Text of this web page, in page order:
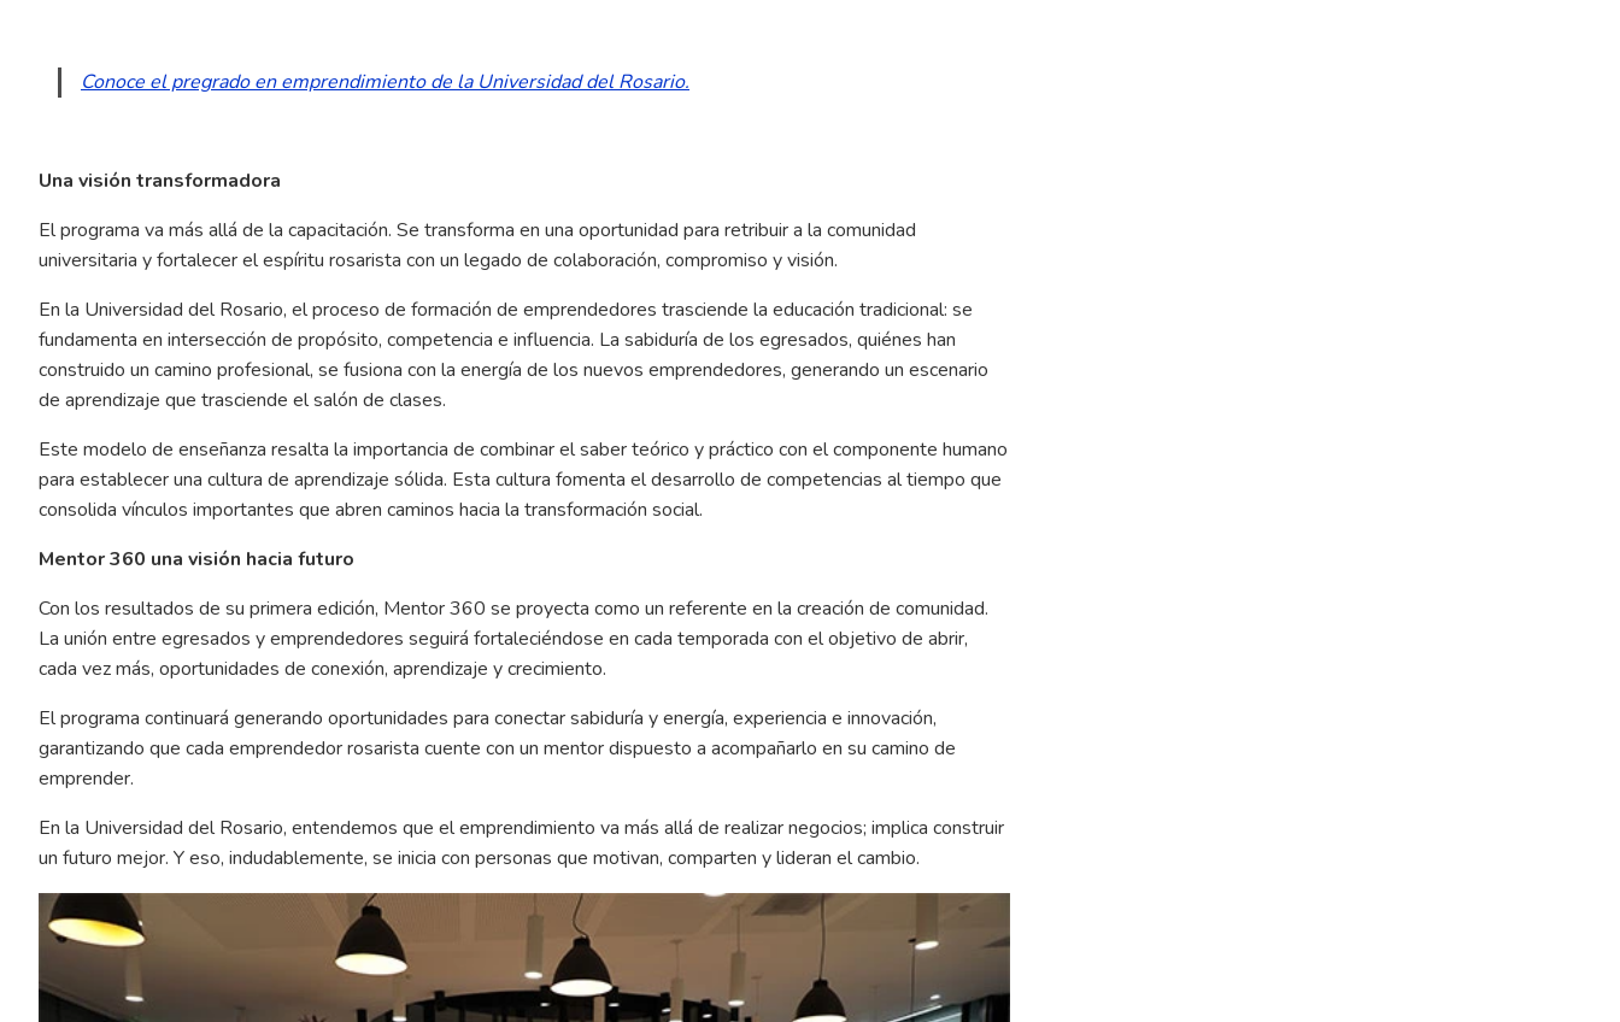
Conoce el pregrado en emprendimiento de la Universidad del Rosario.
Una visión transformadora
El programa va más allá de la capacitación. Se transforma en una oportunidad para retribuir a la comunidad
universitaria y fortalecer el espíritu rosarista con un legado de colaboración, compromiso y visión.
En la Universidad del Rosario, el proceso de formación de emprendedores trasciende la educación tradicional: se
fundamenta en intersección de propósito, competencia e influencia. La sabiduría de los egresados, quiénes han
construido un camino profesional, se fusiona con la energía de los nuevos emprendedores, generando un escenario
de aprendizaje que trasciende el salón de clases.
Este modelo de enseñanza resalta la importancia de combinar el saber teórico y práctico con el componente humano
para establecer una cultura de aprendizaje sólida. Esta cultura fomenta el desarrollo de competencias al tiempo que
consolida vínculos importantes que abren caminos hacia la transformación social.
Mentor 360 una visión hacia futuro
Con los resultados de su primera edición, Mentor 360 se proyecta como un referente en la creación de comunidad.
La unión entre egresados y emprendedores seguirá fortaleciéndose en cada temporada con el objetivo de abrir,
cada vez más, oportunidades de conexión, aprendizaje y crecimiento.
El programa continuará generando oportunidades para conectar sabiduría y energía, experiencia e innovación,
garantizando que cada emprendedor rosarista cuente con un mentor dispuesto a acompañarlo en su camino de
emprender.
En la Universidad del Rosario, entendemos que el emprendimiento va más allá de realizar negocios; implica construir
un futuro mejor. Y eso, indudablemente, se inicia con personas que motivan, comparten y lideran el cambio.